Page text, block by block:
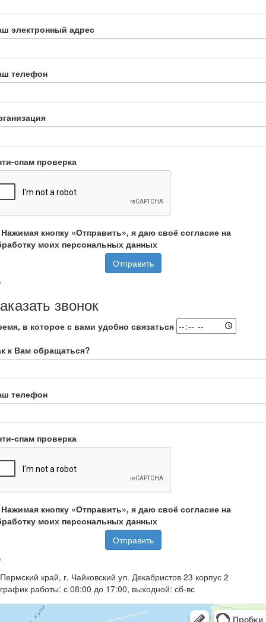
электронный адрес
телефон
спам проверка
Нажимая кнопку «Отправить», я даю своё согласие на
моих персональных данных
Отправить
звонок
в которое с вами удобно связаться
к Вам обращаться?
телефон
спам проверка
Нажимая кнопку «Отправить», я даю своё согласие на
моих персональных данных
Отправить
Пермский край, г. Чайковский ул. Декабристов 23 корпус 2
график работы: с 08:00 до 17:00, выходной: сб-вс